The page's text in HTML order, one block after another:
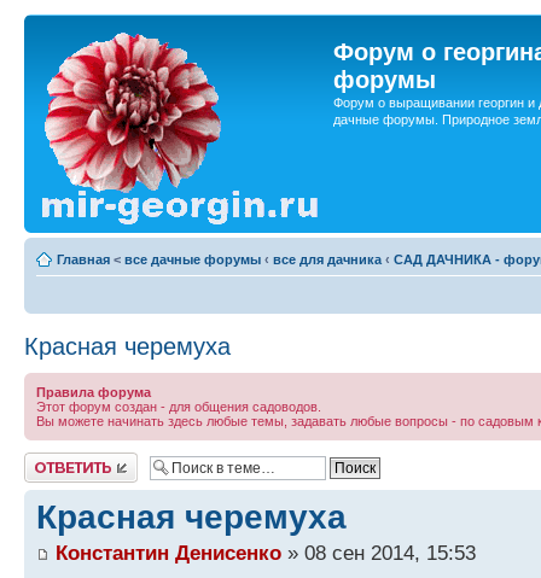
Форум о
форумы
Форум о выращивании георгин и
дачные форумы. Природное
Главная < все дачные форумы ‹ все для дачника ‹ САД ДАЧНИКА -
Красная черемуха
Правила форума
Этот форум создан - для общения садоводов.
Вы можете начинать здесь любые темы, задавать любые вопросы - по садовым
Ответить
Красная черемуха
Константин Денисенко » 08 сен 2014, 15:53